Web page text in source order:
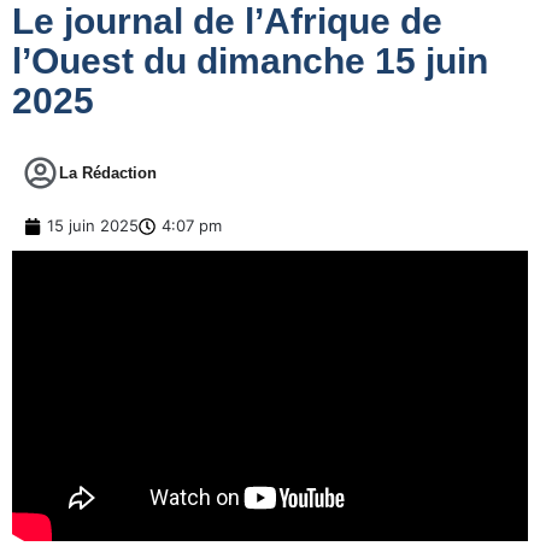
Le journal de l’Afrique de
l’Ouest du dimanche 15 juin
2025
La Rédaction
15 juin 2025 4:07 pm